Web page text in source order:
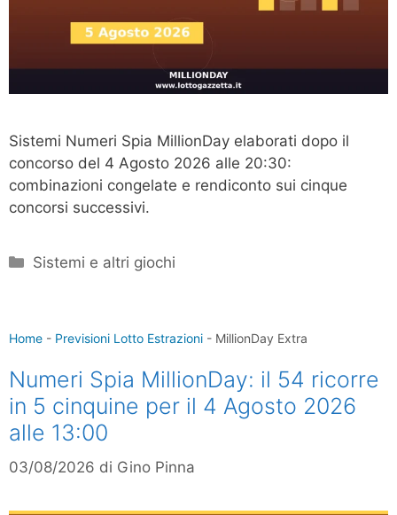
Sistemi Numeri Spia MillionDay elaborati dopo il
concorso del 4 Agosto 2026 alle 20:30:
combinazioni congelate e rendiconto sui cinque
concorsi successivi.
Categorie
Sistemi e altri giochi
Home - Previsioni Lotto Estrazioni - MillionDay Extra
Numeri Spia MillionDay: il 54 ricorre
in 5 cinquine per il 4 Agosto 2026
alle 13:00
03/08/2026 di Gino Pinna